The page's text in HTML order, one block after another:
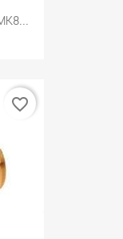
favorite_border